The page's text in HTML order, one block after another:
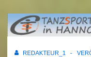
Zum
Inhalt
REDAKTEUR_1